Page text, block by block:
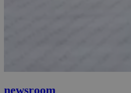
newsroom